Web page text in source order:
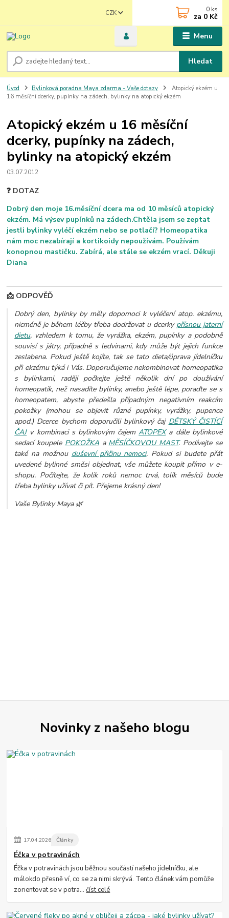
Menu
CZK
Hledat
0 ks
za 0 Kč
Úvod Bylinková poradna Maya zdarma - Vaše dotazy
Atopický ekzém u
16 měsíční dcerky, pupínky na zádech, bylinky na atopický ekzém
Atopický ekzém u 16 měsíční
dcerky, pupínky na zádech,
bylinky na atopický ekzém
03.07.2012
❓ DOTAZ
Dobrý den moje 16.měsíční dcera ma od 10 měsíců atopický
ekzém. Má výsev pupínků na zádech.Chtěla jsem se zeptat
jestli bylinky vyléčí ekzém nebo se potlačí? Homeopatika
nám moc nezabírají a kortikoidy nepoužívám. Používám
konopnou mastičku. Zabírá, ale stále se ekzém vrací. Děkuji
Diana
📩 ODPOVĚĎ
Dobrý den, bylinky by měly dopomoci k vyléčení atop. ekzému,
nicméně je během léčby třeba dodržovat u dcerky přísnou jaterní
dietu, vzhledem k tomu, že vyrážka, ekzém, pupínky a podobně
souvisí s játry, případně s ledvinami, kdy může být jejich funkce
zeslabena. Pokud ještě kojíte, tak se tato dieta/úprava jídelníčku
při ekzému týká i Vás. Doporučujeme nekombinovat homeopatika
s bylinkami, raději počkejte ještě několik dní po doužívání
homeopatik, než nasadíte bylinky, anebo ještě lépe, poraďte se s
homeopatem, abyste předešla případným negativním reakcím
pokožky (mohou se objevit různé pupínky, vyrážky, pupence
apod.) Dcerce bychom doporučili bylinkový čaj DĚTSKÝ ČISTÍCÍ
ČAJv kombinaci s bylinkovým čajemATOPEXa dále bylinkové
sedací koupele POKOŽKAa MĚSÍČKOVOU MAST. Podívejte se
také na možnou duševní přičinu nemoci. Pokud si budete přát
uvedené bylinné směsi objednat, vše můžete koupit přímo v e-
shopu. Počítejte, že kolik roků nemoc trvá, tolik měsíců bude
třeba bylinky užívat či pít. Přejeme krásný den!
Vaše Bylinky Maya 🌿
Novinky z našeho blogu
17.04.2026 Články
Éčka v potravinách
Éčka v potravinách jsou běžnou součástí našeho jídelníčku, ale
málokdo přesně ví, co se za nimi skrývá. Tento článek vám pomůže
zorientovat se v potra...číst celé